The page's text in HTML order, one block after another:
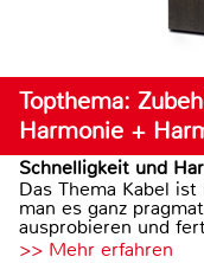
Topthema:
Harmonie +
Schnelligkeit und
Das Thema Kabel
man es ganz
ausprobieren und
>> Mehr erfahren